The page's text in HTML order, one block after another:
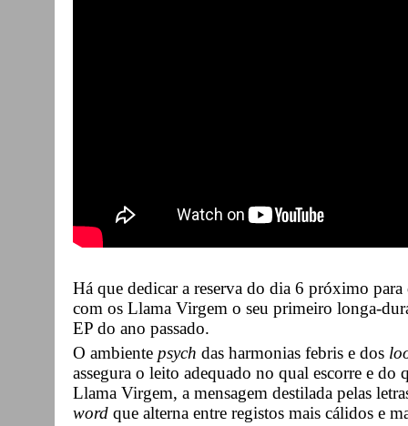
Há que dedicar a reserva do dia 6 próximo
com os Llama Virgem o seu primeiro longa-
EP do ano passado.
O ambiente psych das harmonias febris e dos
assegura o leito adequado no qual escorre e do
Llama Virgem, a mensagem destilada pelas
word que alterna entre registos mais cálidos e